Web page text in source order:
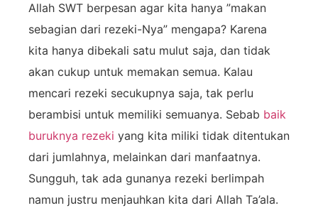
Allah SWT berpesan agar kita hanya ”makan
sebagian dari rezeki-Nya” mengapa? Karena
kita hanya dibekali satu mulut saja, dan tidak
akan cukup untuk memakan semua. Kalau
mencari rezeki secukupnya saja, tak perlu
berambisi untuk memiliki semuanya. Sebab baik
buruknya rezeki yang kita miliki tidak ditentukan
dari jumlahnya, melainkan dari manfaatnya.
Sungguh, tak ada gunanya rezeki berlimpah
namun justru menjauhkan kita dari Allah Ta’ala.